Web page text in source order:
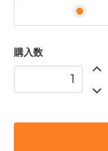
購入数